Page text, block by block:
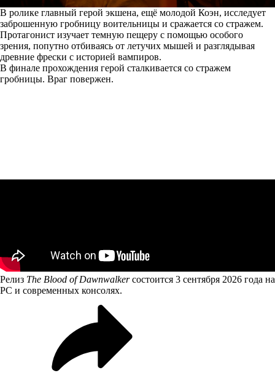
В ролике главный герой экшена, ещё молодой Коэн, исследует
заброшенную гробницу воительницы и сражается со стражем.
Протагонист изучает темную пещеру с помощью особого
зрения, попутно отбиваясь от летучих мышей и разглядывая
древние фрески с историей вампиров.
В финале прохождения герой сталкивается со стражем
гробницы. Враг повержен.
Релиз The Blood of Dawnwalkerсостоится 3 сентября 2026 года на
PC и современных консолях.